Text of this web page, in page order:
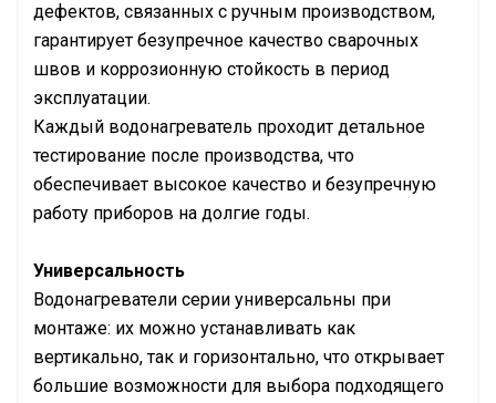
дефектов, связанных с ручным производством,
гарантирует безупречное качество сварочных
швов и коррозионную стойкость в период
эксплуатации.
Каждый водонагреватель проходит детальное
тестирование после производства, что
обеспечивает высокое качество и безупречную
работу приборов на долгие годы.
Универсальность
Водонагреватели серии универсальны при
монтаже: их можно устанавливать как
вертикально, так и горизонтально, что открывает
большие возможности для выбора подходящего